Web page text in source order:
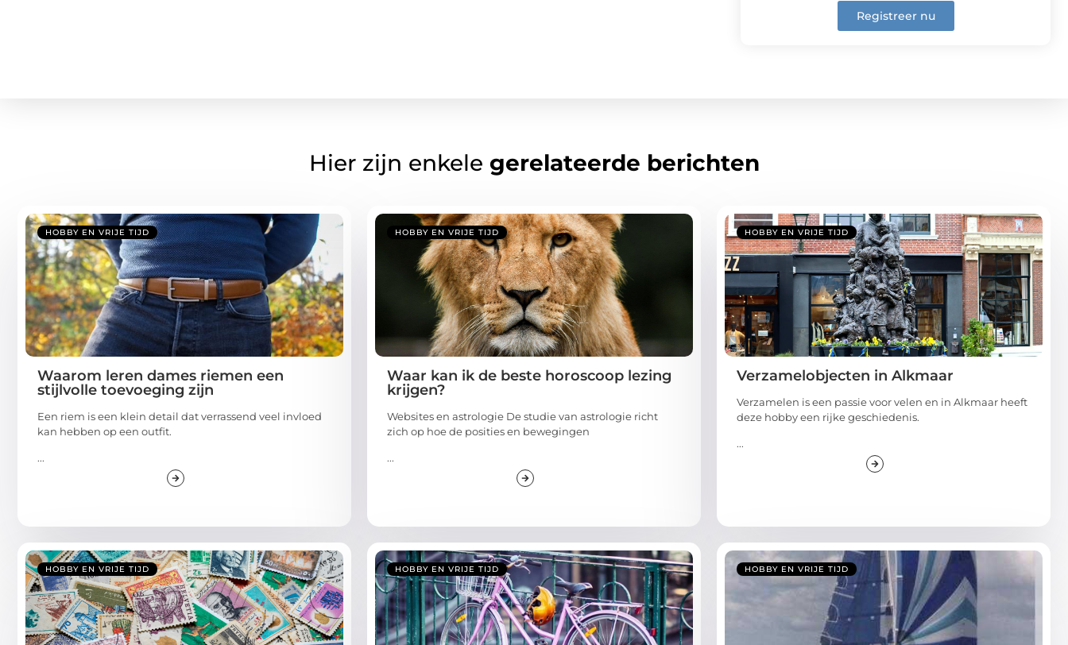
Registreer nu
Hier zijn enkele gerelateerde berichten
HOBBY EN VRIJE TIJD
Waarom leren dames riemen een
stijlvolle toevoeging zijn
Een riem is een klein detail dat verrassend veel invloed
kan hebben op een outfit.
...
HOBBY EN VRIJE TIJD
Waar kan ik de beste horoscoop lezing
krijgen?
Websites en astrologie De studie van astrologie richt
zich op hoe de posities en bewegingen
...
HOBBY EN VRIJE TIJD
Verzamelobjecten in Alkmaar
Verzamelen is een passie voor velen en in Alkmaar heeft
deze hobby een rijke geschiedenis.
...
HOBBY EN VRIJE TIJD HOBBY EN VRIJE TIJD HOBBY EN VRIJE TIJD